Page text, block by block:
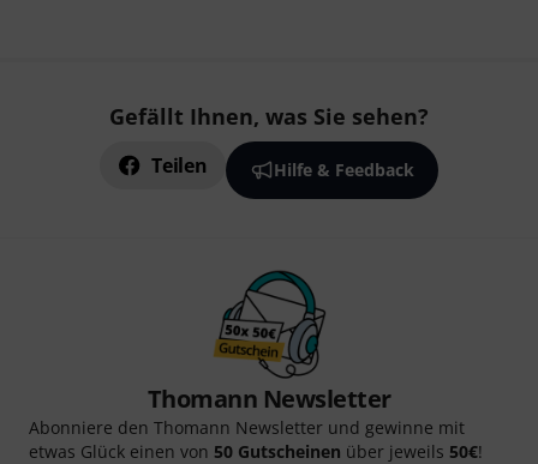
Gefällt Ihnen, was Sie sehen?
Teilen Hilfe & Feedback
Thomann Newsletter
Abonniere den Thomann Newsletter und gewinne mit
etwas Glück einen von 50 Gutscheinen über jeweils 50€!